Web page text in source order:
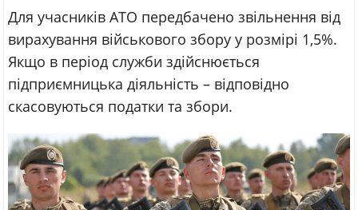
Для учасників АТО передбачено звільнення від
вирахування військового збору у розмірі 1,5%.
Якщо в період служби здійснюється
підприємницька діяльність – відповідно
скасовуються податки та збори.